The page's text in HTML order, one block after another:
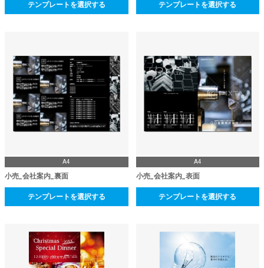
テンプレートを選択する テンプレートを選択する
A4
小売_会社案内_裏面
テンプレートを選択する
A4
小売_会社案内_表面
テンプレートを選択する